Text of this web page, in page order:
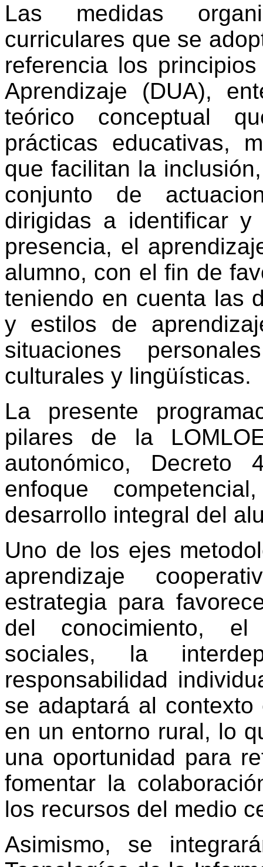
Las medidas
curriculares que se
referencia los
Aprendizaje (DUA),
teórico conceptual
prácticas educativas,
que facilitan la
conjunto de
dirigidas a identificar
presencia, el
alumno, con el fin de
teniendo en cuenta las
y estilos de
situaciones
culturales y lingüísticas.
La presente
pilares de la
autonómico, Decreto
enfoque
desarrollo integral del
Uno de los ejes
aprendizaje
estrategia para
del conocimiento, el
sociales, la
responsabilidad
se adaptará al
en un entorno rural, lo
una oportunidad para
fomentar la
los recursos del medio
Asimismo, se